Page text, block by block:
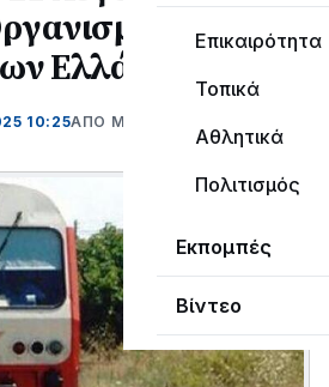
Επικαιρότητα
Τοπικά
Αθλητικά
Πολιτισμός
Εκπομπές
Βίντεο
Ελλάδας
10:25ΑΠΌ ΜΑΝΤΩ ΚΑΠΕΝΤΖΩΝΗ